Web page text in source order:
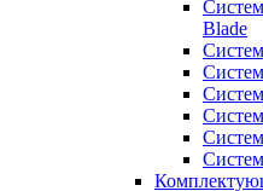
Blade